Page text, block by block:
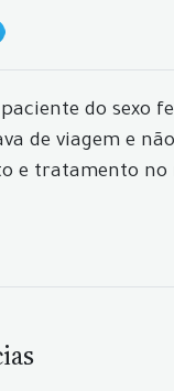
do sexo
de viagem e
e tratamento no